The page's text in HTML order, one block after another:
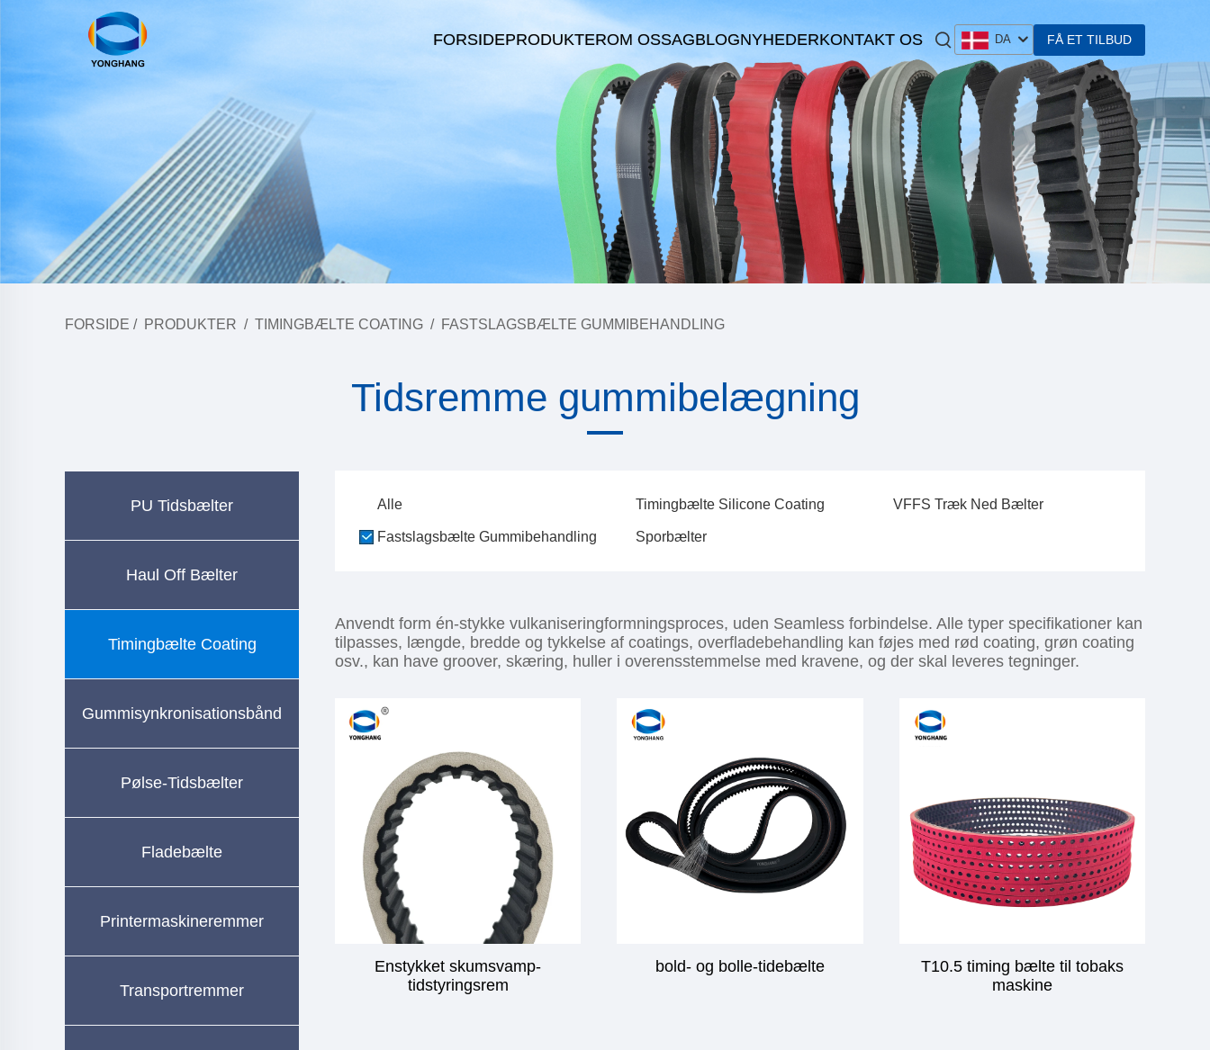
FORSIDEPRODUKTEROM OSSAGBLOGNYHEDERKONTAKT OS DA FÅ ET TILBUD
FORSIDE / PRODUKTER / TIMINGBÆLTE COATING / FASTSLAGSBÆLTE GUMMIBEHANDLING
Tidsremme gummibelægning
PU Tidsbælter
Haul Off Bælter
Timingbælte Coating
Gummisynkronisationsbånd
Pølse-Tidsbælter
Fladebælte
Printermaskineremmer
Transportremmer
Alle Timingbælte Silicone Coating VFFS Træk Ned Bælter
Fastslagsbælte Gummibehandling Sporbælter
Anvendt form én-stykke vulkaniseringformningsproces, uden Seamless forbindelse. Alle typer specifikationer kan
tilpasses, længde, bredde og tykkelse af coatings, overfladebehandling kan føjes med rød coating, grøn coating
osv., kan have groover, skæring, huller i overensstemmelse med kravene, og der skal leveres tegninger.
Enstykket skumsvamp-
tidstyringsrem
bold- og bolle-tidebælte
T10.5 timing bælte til tobaks
maskine